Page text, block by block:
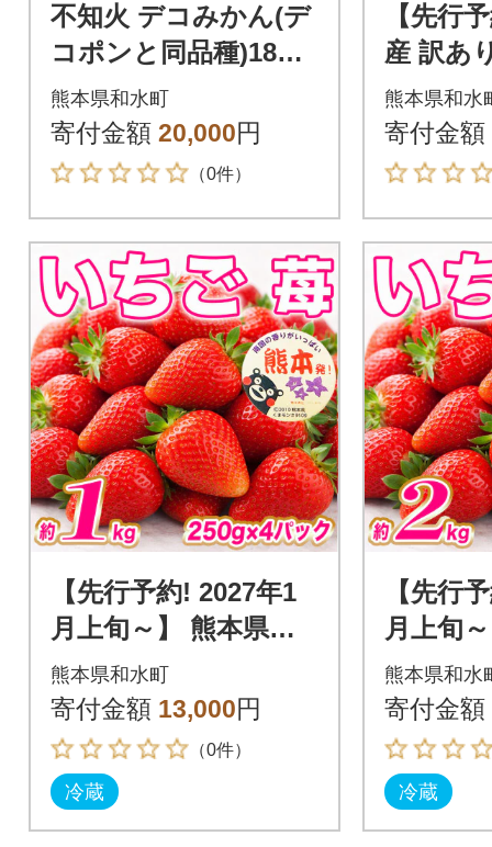
不知火 デコみかん(デ
コポンと同品種)18～3
7玉 約8kg(和水町)
熊本県和水町
寄付金額 20,000円
（0件）
【先行
産 訳あ
が濃厚
デコみ
水町)
熊本県和水
寄付金額
【先行予約! 2027年1
月上旬～】 熊本県産
苺 いちご 約1kg(250g
×4P)(和水町)
熊本県和水町
寄付金額 13,000円
（0件）
冷蔵
【先行
月上旬
苺 いち
×8P)(和
熊本県和水
寄付金額
冷蔵